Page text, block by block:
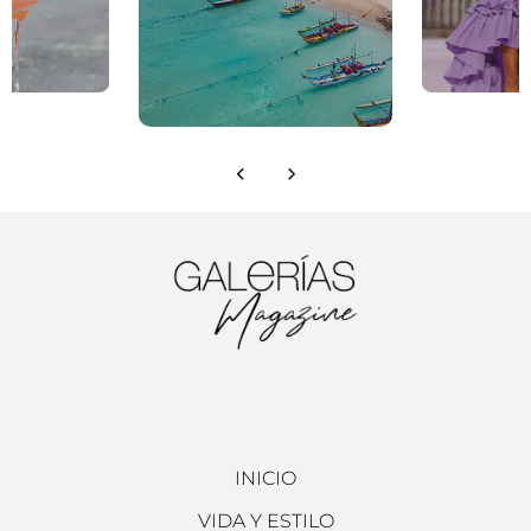
INICIO
VIDA Y ESTILO